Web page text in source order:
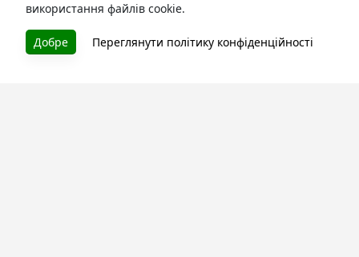
використання файлів cookie.
Добре Переглянути політику конфіденційності
БУКУРУК
Літературна платформа і бібліотека книг, які можна